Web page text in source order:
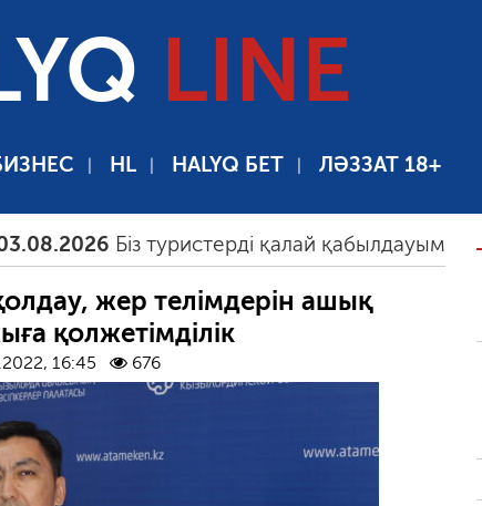
LINE
HL HALYQ БЕТ ЛӘЗЗАТ 18+
Біз туристерді қалай қабылдауымыз керек?
жер телімдерін ашық
қолжетімділік
16:45 676